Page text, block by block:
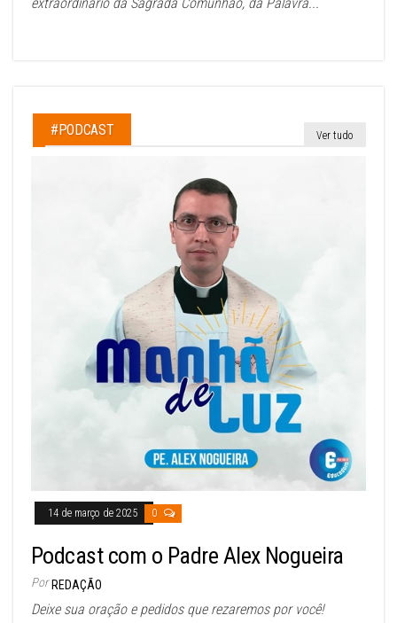
#PODCAST Ver tudo
14 de março de 2025 0
Podcast com o Padre Alex Nogueira
Por REDAÇÃO
Deixe sua oração e pedidos que rezaremos por você!